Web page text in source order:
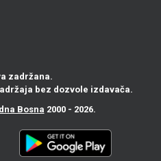
zadržana.
bez dozvole izdavača.
Bosna 2000 - 2026.